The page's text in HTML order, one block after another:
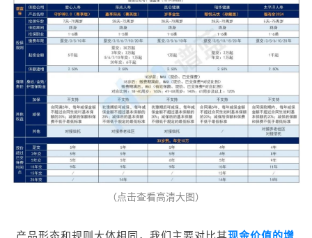
（点击查看高清大图）